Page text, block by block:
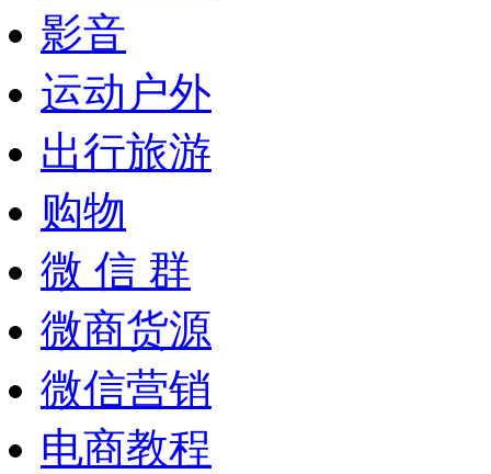
影音
运动户外
出行旅游
购物
微 信 群
微商货源
微信营销
电商教程